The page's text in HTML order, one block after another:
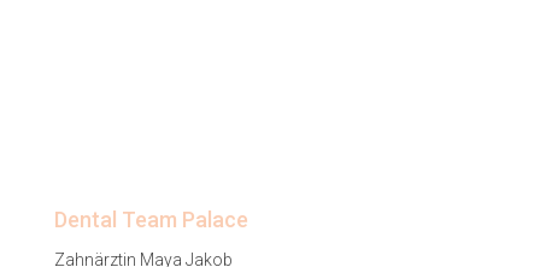
Dental Team Palace
Zahnärztin Maya Jakob